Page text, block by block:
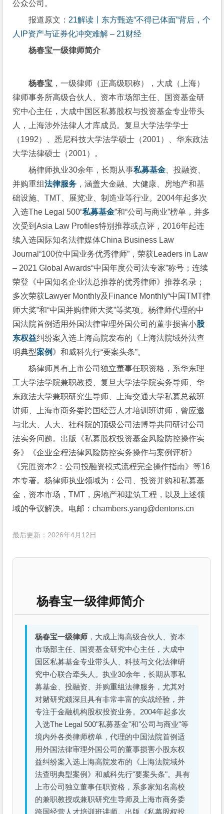
公众公司。
报道原文： 21解读丨东方甄选“不得已体面”背后，个
人IP资产与证券化冲突难解 – 21财经
杨春宝一级律师简介
杨春宝 ，一级律师（正高级职称），大成（上海）
律师事务所高级合伙人、资本市场部主任、国资基金研
究中心主任，大成中国区私募股权与投资基金专业带头
人，上海涉外法律人才库成员。复旦大学法学学士
（1992）、悉尼科技大学法学硕士（2001）、华东政法
大学法律硕士（2001）。
杨律师执业30余年，长期从事私募基金 、投融资、
并购重组法律服务 ，涵盖大金融、大健康、房地产和基
础设施、TMT、展览业、制造业等行业。2004年起多次
入选The Legal 500“私募基金”和“公司与商业”榜单，并多
次受到Asia Law Profiles特别推荐或点评，2016年起连
续入选国际知名法律媒体China Business Law
Journal“100位中国业务优秀律师”，荣获Leaders in Law
– 2021 Global Awards“中国年度公司法专家”称号；连续
荣登《中国知名企业法总推荐的优秀律师》推荐名录；
多次荣获Lawyer Monthly及Finance Monthly“中国TMT律
师大奖”和“中国并购律师大奖”等奖项。杨律师代理的中
国法院首例适用外国法律审理外国公司的董事损害小股
东权益纠纷案入选上海高院发布的《上海法院域外法查
明典型案例 》和威科先行“要案头条”。
杨律师具有上市公司独立董事任职资格，系华东理
工大学法学院兼职教授、复旦大学法学院实务导师、华
东政法大学兼职研究生导师、上海交通大学私募总裁班
讲师、上海市商务委跨国经营人才培训班讲师，曾应邀
与北大、人大、社科院的顶级公司法博导共同研讨公司
法实务问题。出版《私募股权投资基金风险防控操作实
务》《企业全程法律风险防控实务操作与案例评析》
《完胜资本2：公司投融资模式流程完全操作指南》等16
本专著。杨律师执业领域为：公司、投资并购和私募基
金，资本市场，TMT，房地产和建筑工程，以及上述领
域的争议解决。电邮：chambers.yang@dentons.cn
最后更新：2026年4月12日
杨春宝一级律师简介
杨春宝一级律师 ，大成上海高级合伙人、资本
市场部主任、国资基金研究中心主任，大成中
国区私募基金专业带头人、科技与文化法律研
究中心联合牵头人。执业30余年，长期从事私
募基金、投融资、并购重组法律服务，尤其对
对赌研究颇深且具有非常丰富的实战经验，并
专注于金融机构股权投资业务。2004年起多次
入选The Legal 500"私募基金"和"公司与商业"等
境内外各类律师榜单，代理的中国法院首例适
用外国法律审理外国公司的董事损害小股东权
益纠纷案入选上海高院发布的《上海法院域外
法查明典型案例》和威科先行"要案头条"。具有
上市公司独立董事任职资格，系多家知名高校
的兼职教授或兼职研究生导师及上海市商务委
跨国经营人才培训班讲师。出版《私募股权投